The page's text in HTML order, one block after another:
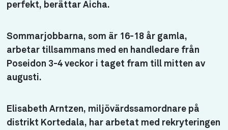
perfekt, berättar Aicha.
Sommarjobbarna, som är 16-18 år gamla,
arbetar tillsammans med en handledare från
Poseidon 3-4 veckor i taget fram till mitten av
augusti.
Elisabeth Arntzen, miljövärdssamordnare på
distrikt Kortedala, har arbetat med rekryteringen